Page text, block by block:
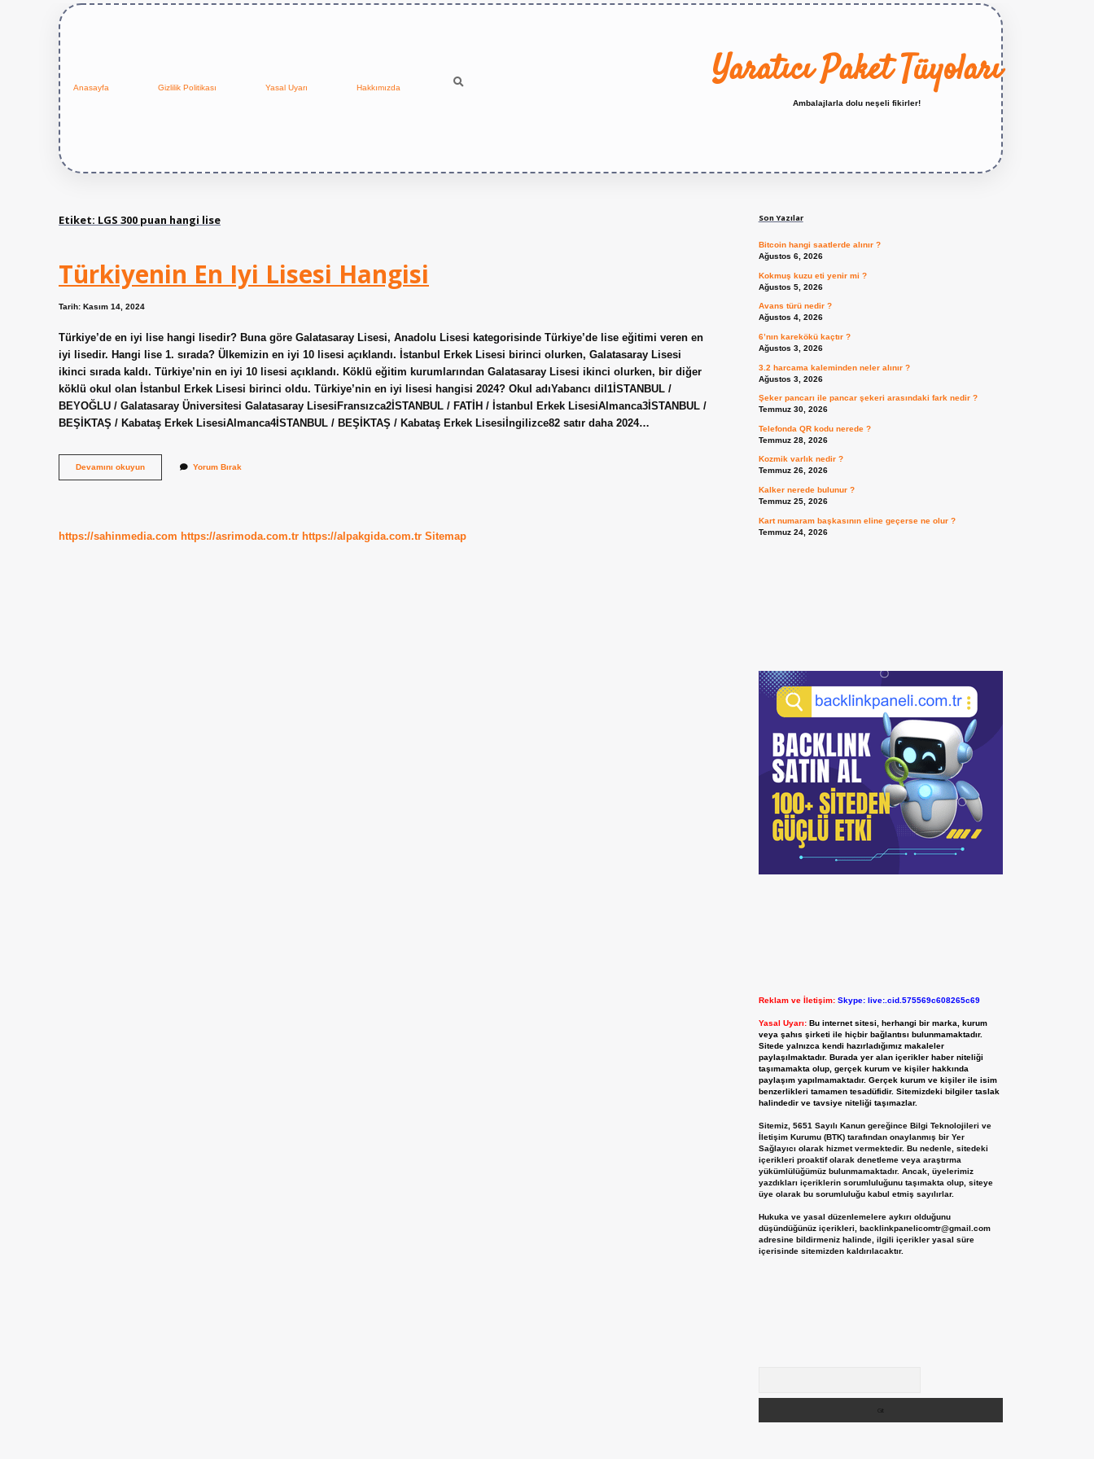
Anasayfa Gizlilik Politikası Yasal Uyarı Hakkımızda Yaratıcı Paket Tüyoları
Ambalajlarla dolu neşeli fikirler!
Etiket: LGS 300 puan hangi lise
Türkiyenin En Iyi Lisesi Hangisi
Tarih: Kasım 14, 2024
Türkiye’de en iyi lise hangi lisedir? Buna göre Galatasaray Lisesi, Anadolu Lisesi kategorisinde Türkiye’de lise eğitimi veren en
iyi lisedir. Hangi lise 1. sırada? Ülkemizin en iyi 10 lisesi açıklandı. İstanbul Erkek Lisesi birinci olurken, Galatasaray Lisesi
ikinci sırada kaldı. Türkiye’nin en iyi 10 lisesi açıklandı. Köklü eğitim kurumlarından Galatasaray Lisesi ikinci olurken, bir diğer
köklü okul olan İstanbul Erkek Lisesi birinci oldu. Türkiye’nin en iyi lisesi hangisi 2024? Okul adıYabancı dil1İSTANBUL /
BEYOĞLU / Galatasaray Üniversitesi Galatasaray LisesiFransızca2İSTANBUL / FATİH / İstanbul Erkek LisesiAlmanca3İSTANBUL /
BEŞİKTAŞ / Kabataş Erkek LisesiAlmanca4İSTANBUL / BEŞİKTAŞ / Kabataş Erkek Lisesiİngilizce82 satır daha 2024…
Devamını okuyunTürkiyenin
En
Yorum Bırak
https://sahinmedia.com https://asrimoda.com.tr https://alpakgida.com.tr Sitemap
Son Yazılar
Bitcoin hangi saatlerde alınır ?
Ağustos 6, 2026
Kokmuş kuzu eti yenir mi ?
Ağustos 5, 2026
Avans türü nedir ?
Ağustos 4, 2026
6’nın karekökü kaçtır ?
Ağustos 3, 2026
3.2 harcama kaleminden neler alınır ?
Ağustos 3, 2026
Şeker pancarı ile pancar şekeri arasındaki fark nedir ?
Temmuz 30, 2026
Telefonda QR kodu nerede ?
Temmuz 28, 2026
Kozmik varlık nedir ?
Temmuz 26, 2026
Kalker nerede bulunur ?
Temmuz 25, 2026
Kart numaram başkasının eline geçerse ne olur ?
Temmuz 24, 2026
Reklam ve İletişim: Skype: live:.cid.575569c608265c69
Yasal Uyarı: Bu internet sitesi, herhangi bir marka, kurum
veya şahıs şirketi ile hiçbir bağlantısı bulunmamaktadır.
Sitede yalnızca kendi hazırladığımız makaleler
paylaşılmaktadır. Burada yer alan içerikler haber niteliği
taşımamakta olup, gerçek kurum ve kişiler hakkında
paylaşım yapılmamaktadır. Gerçek kurum ve kişiler ile isim
benzerlikleri tamamen tesadüfidir. Sitemizdeki bilgiler taslak
halindedir ve tavsiye niteliği taşımazlar.
Sitemiz, 5651 Sayılı Kanun gereğince Bilgi Teknolojileri ve
İletişim Kurumu (BTK) tarafından onaylanmış bir Yer
Sağlayıcı olarak hizmet vermektedir. Bu nedenle, sitedeki
içerikleri proaktif olarak denetleme veya araştırma
yükümlülüğümüz bulunmamaktadır. Ancak, üyelerimiz
yazdıkları içeriklerin sorumluluğunu taşımakta olup, siteye
üye olarak bu sorumluluğu kabul etmiş sayılırlar.
Hukuka ve yasal düzenlemelere aykırı olduğunu
düşündüğünüz içerikleri, backlinkpanelicomtr@gmail.com
adresine bildirmeniz halinde, ilgili içerikler yasal süre
içerisinde sitemizden kaldırılacaktır.